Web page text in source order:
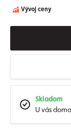
Vývoj ceny
Skladom
U vás